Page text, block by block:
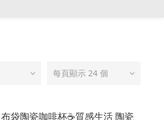
每頁顯示 24 個